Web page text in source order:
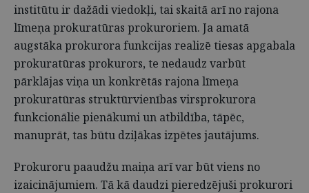
institūtu ir dažādi viedokļi, tai skaitā arī no rajona
līmeņa prokuratūras prokuroriem. Ja amatā
augstāka prokurora funkcijas realizē tiesas apgabala
prokuratūras prokurors, te nedaudz varbūt
pārklājas viņa un konkrētās rajona līmeņa
prokuratūras struktūrvienības virsprokurora
funkcionālie pienākumi un atbildība, tāpēc,
manuprāt, tas būtu dziļākas izpētes jautājums.
Prokuroru paaudžu maiņa arī var būt viens no
izaicinājumiem. Tā kā daudzi pieredzējuši prokurori